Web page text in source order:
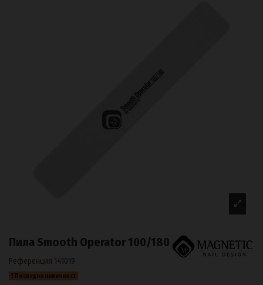
Пила Smooth Operator 100/180
Референция 141019
Последна наличност